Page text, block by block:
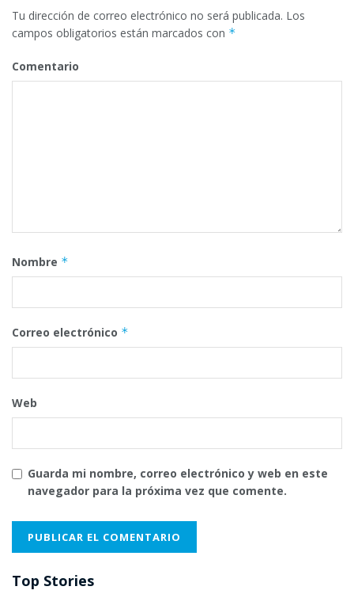
Tu dirección de correo electrónico no será publicada. Los
campos obligatorios están marcados con *
Comentario
Nombre *
Correo electrónico *
Web
Guarda mi nombre, correo electrónico y web en este
navegador para la próxima vez que comente.
Top Stories